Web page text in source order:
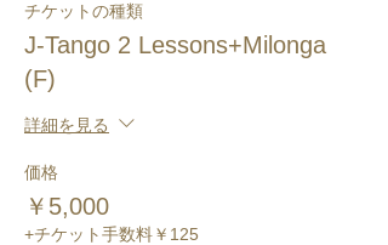
チケットの種類
J-Tango 2 Lessons+Milonga
(F)
詳細を見る
価格
￥5,000
+チケット手数料￥125